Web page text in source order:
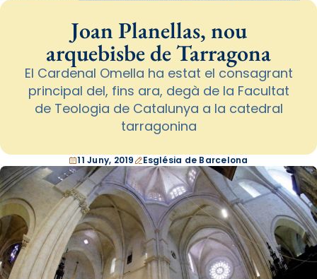
Joan Planellas, nou
arquebisbe de Tarragona
El Cardenal Omella ha estat el consagrant
principal del, fins ara, degà de la Facultat
de Teologia de Catalunya a la catedral
tarragonina
11 Juny, 2019 Església de Barcelona